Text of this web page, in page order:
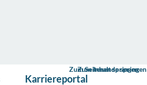
Zum Inhalt springen
Zum Seitenende springen
Karriereportal